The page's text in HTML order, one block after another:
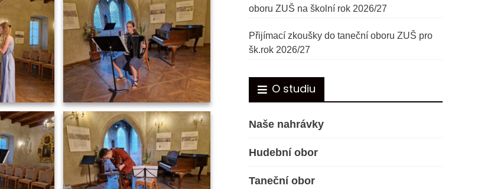
oboru ZUŠ na školní rok 2026/27
Přijímací zkoušky do taneční oboru ZUŠ pro
šk.rok 2026/27
O studiu
Naše nahrávky
Hudební obor
Taneční obor